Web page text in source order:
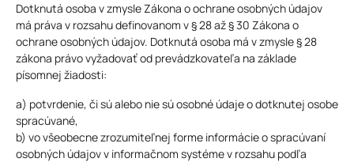
Dotknutá osoba v zmysle Zákona o ochrane osobných údajov
má práva v rozsahu definovanom v § 28 až § 30 Zákona o
ochrane osobných údajov. Dotknutá osoba má v zmysle § 28
zákona právo vyžadovať od prevádzkovateľa na základe
písomnej žiadosti:
a) potvrdenie, či sú alebo nie sú osobné údaje o dotknutej osobe
spracúvané,
b) vo všeobecne zrozumiteľnej forme informácie o spracúvaní
osobných údajov v informačnom systéme v rozsahu podľa